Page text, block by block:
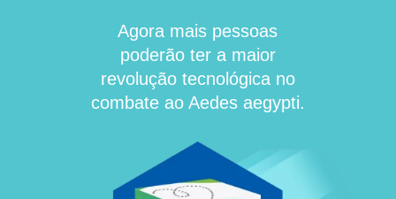
Agora mais pessoas
poderão ter a maior
revolução tecnológica no
combate ao Aedes aegypti.